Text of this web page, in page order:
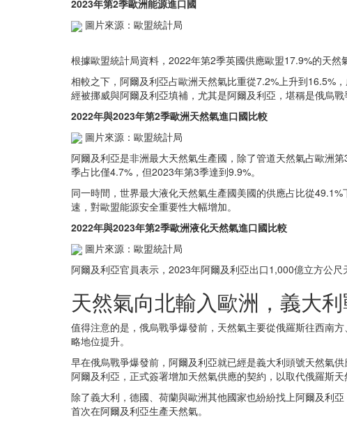
2023年第2季歐洲能源進口國
圖片來源：歐盟統計局
根據歐盟統計局資料，2022年第2季英國供應歐盟17.9%的天然
相較之下，阿爾及利亞占歐洲天然氣比重從7.2%上升到16.5%
經被挪威與阿爾及利亞填補，尤其是阿爾及利亞，堪稱是俄烏戰
2022年與2023年第2季歐洲天然氣進口國比較
圖片來源：歐盟統計局
阿爾及利亞是非洲最大天然氣生產國，除了管道天然氣占歐洲
季占比僅4.7%，但2023年第3季達到9.9%。
同一時間，世界最大液化天然氣生產國美國的供應占比從
速，對歐盟能源安全重要性大幅增加。
2022年與2023年第2季歐洲液化天然氣進口國比較
圖片來源：歐盟統計局
阿爾及利亞官員表示，2023年阿爾及利亞出口1,000億立方公
天然氣向北輸入歐洲，義大
值得注意的是，俄烏戰爭爆發前，天然氣主要從俄羅斯往西南
略地位提升。
早在俄烏戰爭爆發前，阿爾及利亞就已經是義大利頭號天然氣
阿爾及利亞，正式簽署增加天然氣供應的契約，以取代俄羅斯
除了義大利，德國、荷蘭與歐洲其他國家也紛紛找上阿爾及利
首次在阿爾及利亞生產天然氣。